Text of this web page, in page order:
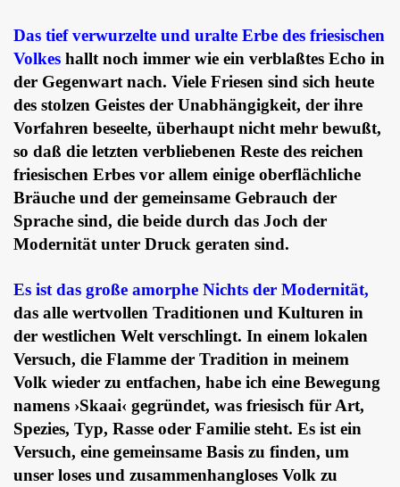
Das tief verwurzelte und uralte Erbe des friesischen
Volkes hallt noch immer wie ein verblaßtes Echo in
der Gegenwart nach. Viele Friesen sind sich heute
des stolzen Geistes der Unabhängigkeit, der ihre
Vorfahren beseelte, überhaupt nicht mehr bewußt,
so daß die letzten verbliebenen Reste des reichen
friesischen Erbes vor allem einige oberflächliche
Bräuche und der gemeinsame Gebrauch der
Sprache sind, die beide durch das Joch der
Modernität unter Druck geraten sind.
Es ist das große amorphe Nichts der Modernität,
das alle wertvollen Traditionen und Kulturen in
der westlichen Welt verschlingt. In einem lokalen
Versuch, die Flamme der Tradition in meinem
Volk wieder zu entfachen, habe ich eine Bewegung
namens ›Skaai‹ gegründet, was friesisch für Art,
Spezies, Typ, Rasse oder Familie steht. Es ist ein
Versuch, eine gemeinsame Basis zu finden, um
unser loses und zusammenhangloses Volk zu